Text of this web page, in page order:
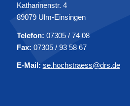
Katharinenstr. 4
89079 Ulm-Einsingen
Telefon: 07305 / 74 08
Fax: 07305 / 93 58 67
E-Mail: se.hochstraess@drs.de